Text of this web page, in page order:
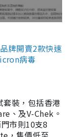
牌開賣2款快速
病毒
裝，包括香港
、及V-Chek。
市則10支8